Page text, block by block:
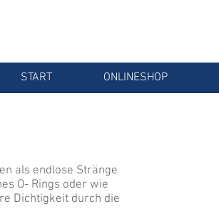
START ONLINESHOP
als endlose Stränge
O- Rings oder wie
Dichtigkeit durch die